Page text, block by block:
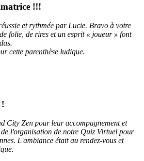
!!!
et rythmée par Lucie. Bravo à votre
folie, de rires et un esprit « joueur » font
cette parenthèse ludique.
City Zen pour leur accompagnement et
l'organisation de notre Quiz Virtuel pour
L'ambiance était au rendez-vous et